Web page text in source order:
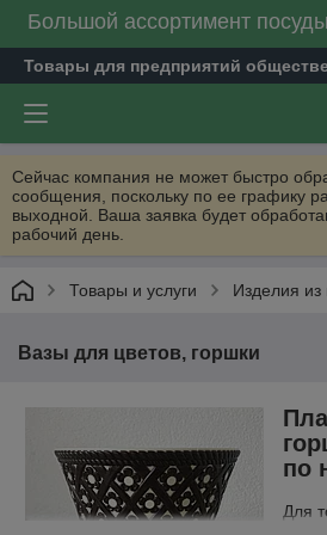
Большой ассортимент
Товары для предприятий
Сейчас компания не может быстро
сообщения, поскольку по ее графику
выходной. Ваша заявка будет
рабочий день.
Товары и услуги Изделия из
Вазы для цветов, горшки
по
Для